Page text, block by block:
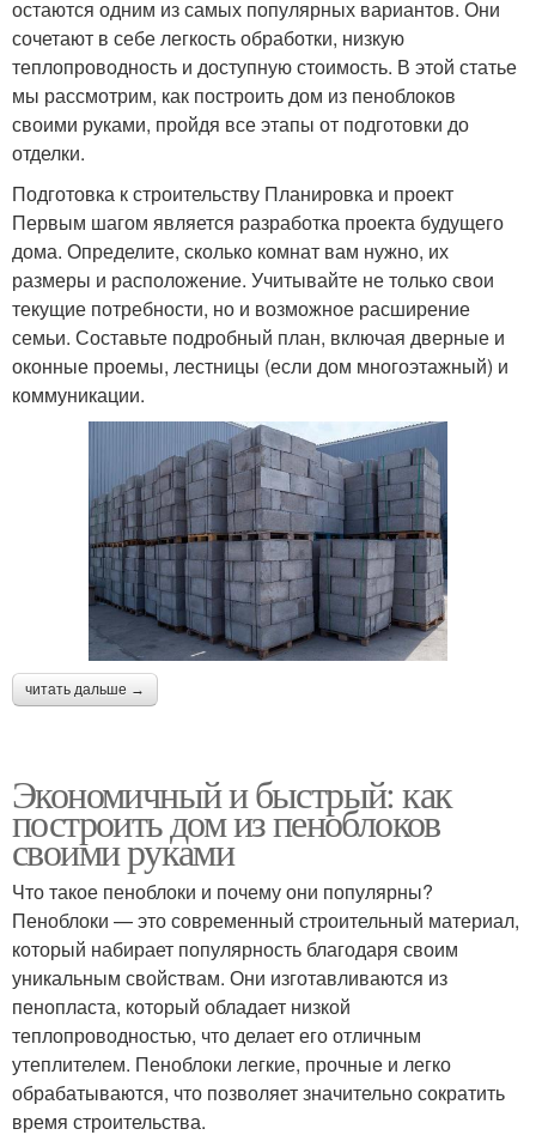
остаются одним из самых популярных вариантов. Они
сочетают в себе легкость обработки, низкую
теплопроводность и доступную стоимость. В этой статье
мы рассмотрим, как построить дом из пеноблоков
своими руками, пройдя все этапы от подготовки до
отделки.
Подготовка к строительству Планировка и проект
Первым шагом является разработка проекта будущего
дома. Определите, сколько комнат вам нужно, их
размеры и расположение. Учитывайте не только свои
текущие потребности, но и возможное расширение
семьи. Составьте подробный план, включая дверные и
оконные проемы, лестницы (если дом многоэтажный) и
коммуникации.
читать дальше →
Экономичный и быстрый: как
построить дом из пеноблоков
своими руками
Что такое пеноблоки и почему они популярны?
Пеноблоки — это современный строительный материал,
который набирает популярность благодаря своим
уникальным свойствам. Они изготавливаются из
пенопласта, который обладает низкой
теплопроводностью, что делает его отличным
утеплителем. Пеноблоки легкие, прочные и легко
обрабатываются, что позволяет значительно сократить
время строительства.